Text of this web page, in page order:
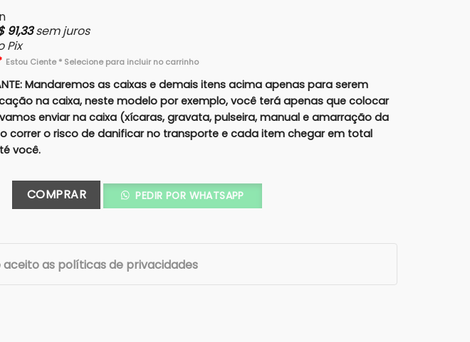
91,33sem juros
Pix
Estou Ciente * Selecione para incluir no carrinho
Mandaremos as caixas e demais itens acima apenas para serem
na caixa, neste modelo por exemplo, você terá apenas que colocar
enviar na caixa (xícaras, gravata, pulseira, manual e amarração da
correr o risco de danificar no transporte e cada item chegar em total
você.
- Padrinho/Pai Completa - Cartonagem (Xícara, Gravata, Vela aromática) Cod. 1003
COMPRAR PEDIR POR WHATSAPP
aceito as políticas de privacidades